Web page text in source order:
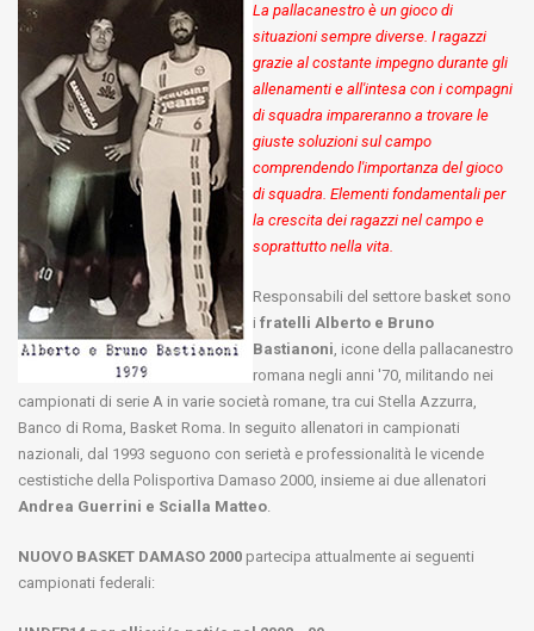
La pallacanestro è un gioco di
situazioni sempre diverse. I ragazzi
grazie al costante impegno durante gli
allenamenti e all'intesa con i compagni
di squadra impareranno a trovare le
giuste soluzioni sul campo
comprendendo l'importanza del gioco
di squadra. Elementi fondamentali per
la crescita dei ragazzi nel campo e
soprattutto nella vita.
Responsabili del settore basket sono
i fratelli Alberto e Bruno
Bastianoni, icone della pallacanestro
romana negli anni '70, militando nei
campionati di serie A in varie società romane, tra cui Stella Azzurra,
Banco di Roma, Basket Roma. In seguito allenatori in campionati
nazionali, dal 1993 seguono con serietà e professionalità le vicende
cestistiche della Polisportiva Damaso 2000, insieme ai due allenatori
Andrea Guerrini e Scialla Matteo.
NUOVO BASKET DAMASO 2000 partecipa attualmente ai seguenti
campionati federali: